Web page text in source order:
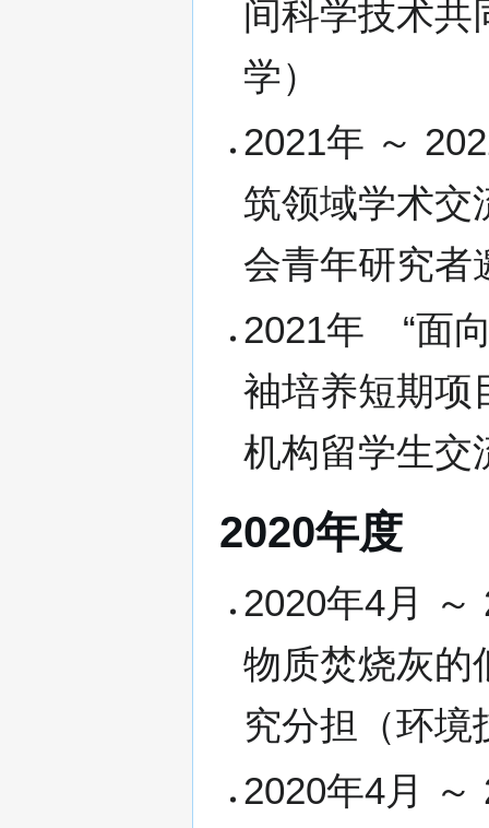
间科学技术共
学）
2021年 ～
筑领域学术
会青年研究者
2021年 “面
袖培养短期
机构留学生交
2020年度
2020年4月
物质焚烧灰
究分担（环境
2020年4月